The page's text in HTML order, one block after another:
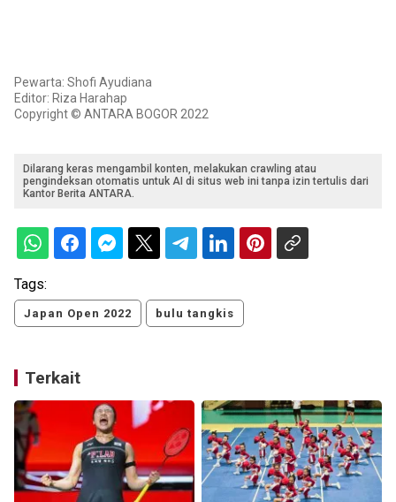
Pewarta: Shofi Ayudiana
Editor: Riza Harahap
Copyright © ANTARA BOGOR 2022
Dilarang keras mengambil konten, melakukan crawling atau
pengindeksan otomatis untuk AI di situs web ini tanpa izin tertulis dari
Kantor Berita ANTARA.
Tags:
Japan Open 2022 bulu tangkis
Terkait